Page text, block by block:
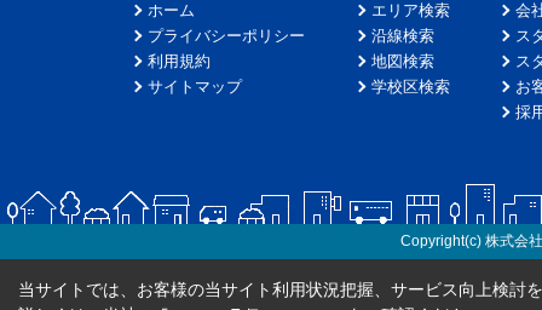
ホーム
プライバシーポリシー
利用規約
サイトマップ
エリア検索
沿線検索
地図検索
学校区検索
会
ス
ス
お
採
Copyright(c) 株式会
当サイトでは、お客様の当サイト利用状況把握、サービス向上検討